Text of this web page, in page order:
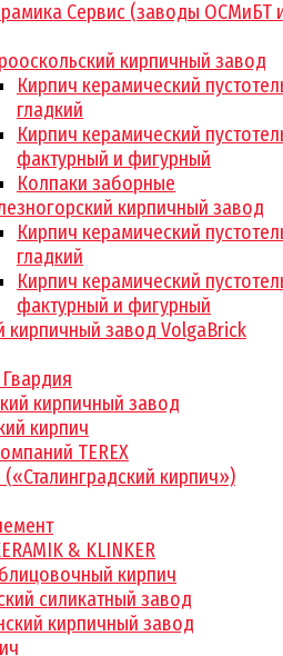
Сервис (заводы ОСМиБТ
кирпичный завод
Кирпич керамический
гладкий
Кирпич керамический
фактурный и фигурный
Колпаки заборные
кирпичный завод
Кирпич керамический
гладкий
Кирпич керамический
фактурный и фигурный
кирпичный завод VolgaBrick
кирпичный завод
кирпич
TEREX
кирпич»)
& KLINKER
кирпич
силикатный завод
кирпичный завод